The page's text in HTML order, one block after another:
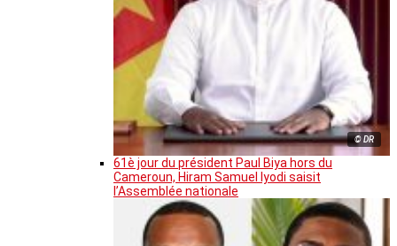
© DR
61è jour du président Paul Biya hors du
Cameroun, Hiram Samuel Iyodi saisit
l’Assemblée nationale